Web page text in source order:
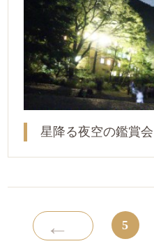
星降る夜空の鑑賞会
← 5